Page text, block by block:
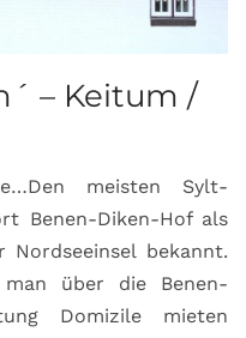
– Keitum /
meisten Sylt-
Benen-Diken-Hof als
bekannt.
über die Benen-
Domizile mieten